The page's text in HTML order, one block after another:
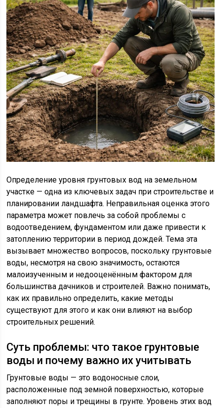
Определение уровня грунтовых вод на земельном
участке — одна из ключевых задач при строительстве и
планировании ландшафта. Неправильная оценка этого
параметра может повлечь за собой проблемы с
водоотведением, фундаментом или даже привести к
затоплению территории в период дождей. Тема эта
вызывает множество вопросов, поскольку грунтовые
воды, несмотря на свою значимость, остаются
малоизученным и недооценённым фактором для
большинства дачников и строителей. Важно понимать,
как их правильно определить, какие методы
существуют для этого и как они влияют на выбор
строительных решений.
Суть проблемы: что такое грунтовые
воды и почему важно их учитывать
Грунтовые воды — это водоносные слои,
расположенные под земной поверхностью, которые
заполняют поры и трещины в грунте. Уровень этих вод